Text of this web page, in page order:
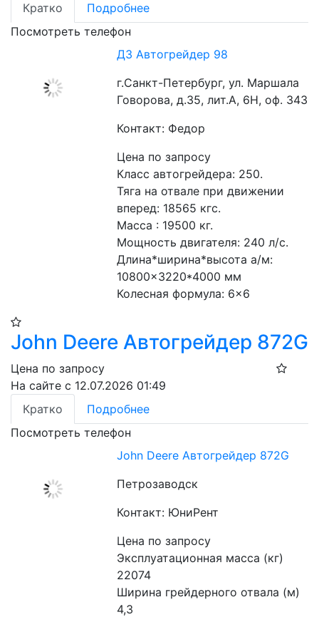
Кратко
Подробнее
Посмотреть телефон
ДЗ Автогрейдер 98
г.Санкт-Петербург, ул. Маршала
Говорова, д.35, лит.А, 6Н, оф. 343
Контакт: Федор
Цена по запросу
Класс автогрейдера: 250.
Тяга на отвале при движении
вперед: 18565 кгс.
Масса : 19500 кг.
Мощность двигателя: 240 л/с.
Длина*ширина*высота а/м:
10800×3220*4000 мм
Колесная формула: 6×6
John Deere Автогрейдер 872G
Цена по запросу
На сайте с 12.07.2026 01:49
Кратко
Подробнее
Посмотреть телефон
John Deere Автогрейдер 872G
Петрозаводск
Контакт: ЮниРент
Цена по запросу
Эксплуатационная масса (кг)
22074
Ширина грейдерного отвала (м)
4,3